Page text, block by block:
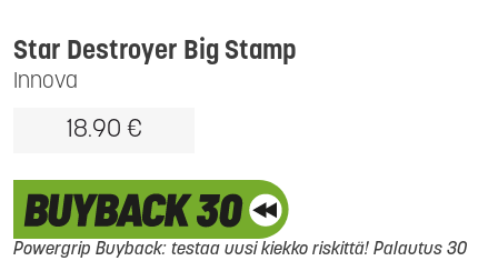
Innova
Star Destroyer Big Stamp
18.90 €
Powergrip Buyback: testaa uusi kiekko riskittä! Palautus 30